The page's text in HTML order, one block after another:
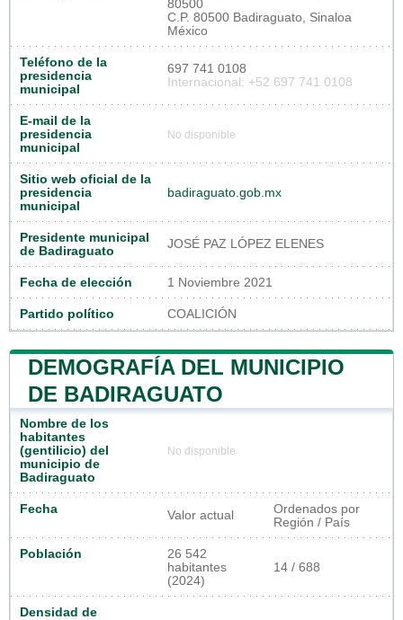
80500
C.P. 80500 Badiraguato, Sinaloa
México
Teléfono de la
presidencia
municipal
697 741 0108
Internacional: +52 697 741 0108
E-mail de la
presidencia
municipal
No disponible
Sitio web oficial de la
presidencia
municipal
badiraguato.gob.mx
Presidente municipal
de Badiraguato
JOSÉ PAZ LÓPEZ ELENES
Fecha de elección 1 Noviembre 2021
Partido político COALICIÓN
DEMOGRAFÍA DEL MUNICIPIO
DE BADIRAGUATO
Nombre de los
habitantes
(gentilicio) del
municipio de
Badiraguato
No disponible
Fecha Valor actual
Ordenados por
Región / País
Población
26 542
habitantes
(2024)
14 / 688
Densidad de